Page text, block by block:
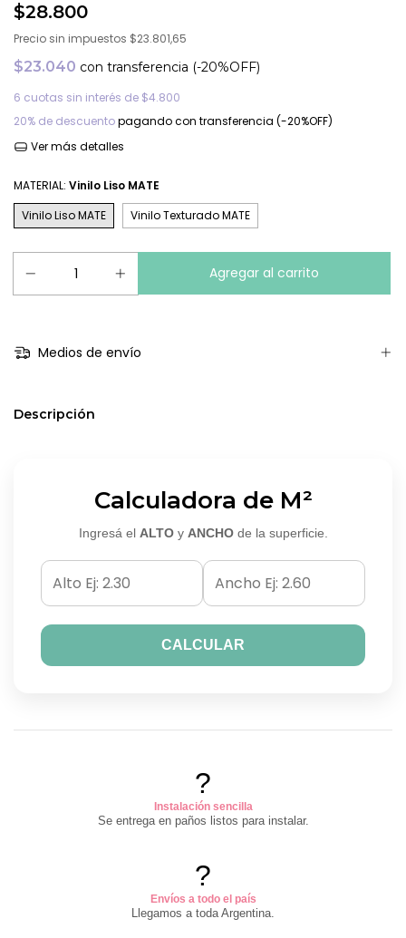
$28.800
Precio sin impuestos $23.801,65
$23.040 con transferencia (-20%OFF)
6 cuotas sin interés de $4.800
20% de descuentopagando con transferencia (-20%OFF)
Ver más detalles
MATERIAL: Vinilo Liso MATE
Vinilo Liso MATE
Vinilo Texturado MATE
Medios de envío
Descripción
Calculadora de M²
Ingresá el ALTOy ANCHOde la superficie.
CALCULAR
?
Instalación sencilla
Se entrega en paños listos para instalar.
?
Envíos a todo el país
Llegamos a toda Argentina.